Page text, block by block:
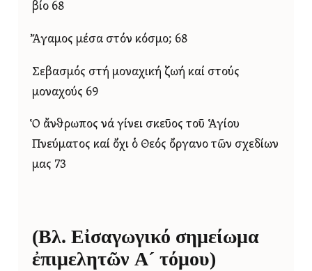
βίο 68
Ἄγαμος μέσα στόν κόσμο; 68
Σεβασμός στή μοναχική ζωή καί στούς
μοναχούς 69
Ὁ ἄνθρωπος νά γίνει σκεῦος τοῦ Ἁγίου
Πνεύματος καί ὄχι ὁ Θεός ὄργανο τῶν σχεδίων
μας 73
(Βλ. Εἰσαγωγικό σημείωμα
ἐπιμελητῶν Α´ τόμου)